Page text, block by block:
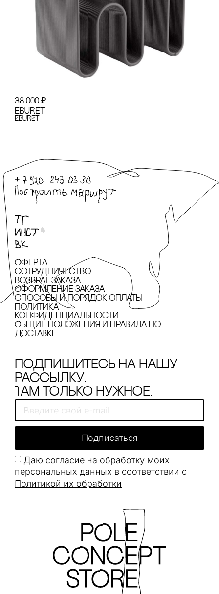
38 000 ₽
EBURET
EBURET
Оферта
сотрудничество
Возврат заказа
Оформление заказа
cпособы и порядок оплаты
Политика
конфиденциальности
Общие положения и правила по
доставке
Подпишитесь на нашу
рассылку.
Там только нужное.
Даю согласие на обработку моих
персональных данных в соответствии с
Политикой их обработки
Подписаться